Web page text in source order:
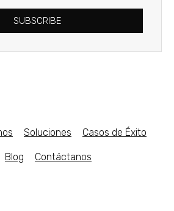
SUBSCRIBE
Soluciones Casos de Éxito
Blog Contáctanos